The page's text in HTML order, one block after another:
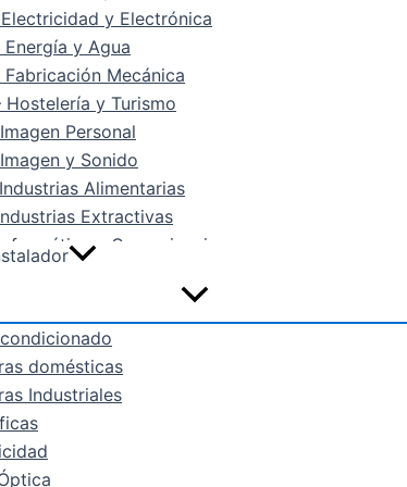
Electricidad y Electrónica
Energía y Agua
Fabricación Mecánica
Hostelería y Turismo
Personal
y Sonido
Alimentarias
Extractivas
y Comunicaciones
– Madera, Mueble y Corcho
Marítimo Pesquera
Sanidad
Seguridad y Medio Ambiente
Servicios Socioculturales y a la Comunidad
Textil, Confección y Piel
domésticas
Industriales